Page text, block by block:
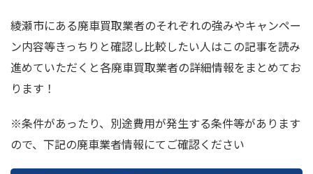
綾瀬市にある廃車買取業者のそれぞれの強みやキャンペー
ン内容等きっちりと確認し比較したい人はこの記事を読み
進めていただくと各廃車買取業者の詳細情報をまとめてお
ります！
※条件があったり、別途費用が発生する条件等があります
ので、下記の廃車業者情報にてご確認ください